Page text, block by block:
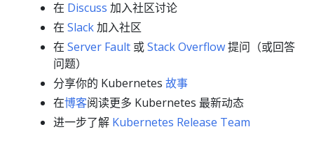
在 Discuss 加入社区讨论
在 Slack加入社区
在 Server Fault 或Stack Overflow提问（或回答
问题）
分享你的 Kubernetes 故事
在博客阅读更多 Kubernetes 最新动态
进一步了解 Kubernetes Release Team